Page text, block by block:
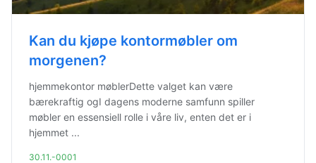
Kan du kjøpe kontormøbler om
morgenen?
hjemmekontor møblerDette valget kan være
bærekraftig ogI dagens moderne samfunn spiller
møbler en essensiell rolle i våre liv, enten det er i
hjemmet ...
30.11.-0001